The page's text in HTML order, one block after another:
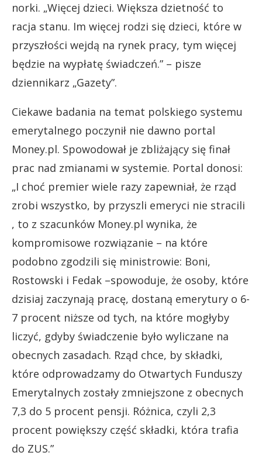
norki. „Więcej dzieci. Większa dzietność to
racja stanu. Im więcej rodzi się dzieci, które w
przyszłości wejdą na rynek pracy, tym więcej
będzie na wypłatę świadczeń.” – pisze
dziennikarz „Gazety”.
Ciekawe badania na temat polskiego systemu
emerytalnego poczynił nie dawno portal
Money.pl. Spowodował je zbliżający się finał
prac nad zmianami w systemie. Portal donosi:
„I choć premier wiele razy zapewniał, że rząd
zrobi wszystko, by przyszli emeryci nie stracili
, to z szacunków Money.pl wynika, że
kompromisowe rozwiązanie – na które
podobno zgodzili się ministrowie: Boni,
Rostowski i Fedak –spowoduje, że osoby, które
dzisiaj zaczynają pracę, dostaną emerytury o 6-
7 procent niższe od tych, na które mogłyby
liczyć, gdyby świadczenie było wyliczane na
obecnych zasadach. Rząd chce, by składki,
które odprowadzamy do Otwartych Funduszy
Emerytalnych zostały zmniejszone z obecnych
7,3 do 5 procent pensji. Różnica, czyli 2,3
procent powiększy część składki, która trafia
do ZUS.”